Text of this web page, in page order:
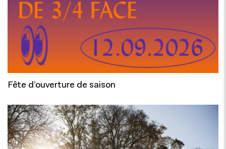
Fête d’ouverture de saison